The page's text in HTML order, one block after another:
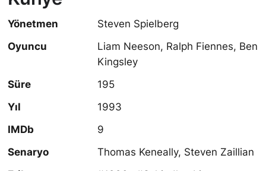
Yönetmen
Steven Spielberg
Oyuncu
Liam Neeson, Ralph Fiennes, Ben
Kingsley
Süre
195
Yıl
1993
IMDb
9
Senaryo
Thomas Keneally, Steven Zaillian